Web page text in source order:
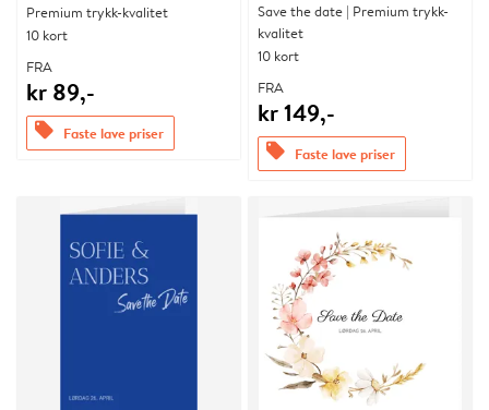
Premium trykk-kvalitet
10 kort
FRA
kr 89,-
offers Faste lave priser
Save the date | Premium trykk-
kvalitet
10 kort
FRA
kr 149,-
offers Faste lave priser